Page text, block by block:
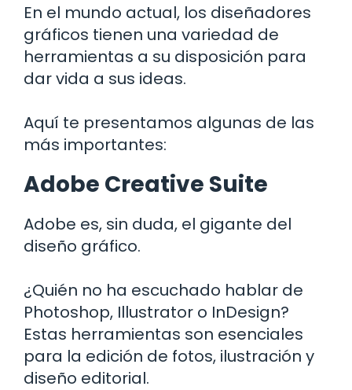
En el mundo actual, los diseñadores
gráficos tienen una variedad de
herramientas a su disposición para
dar vida a sus ideas.
Aquí te presentamos algunas de las
más importantes:
Adobe Creative Suite
Adobe es, sin duda, el gigante del
diseño gráfico.
¿Quién no ha escuchado hablar de
Photoshop, Illustrator o InDesign?
Estas herramientas son esenciales
para la edición de fotos, ilustración y
diseño editorial.